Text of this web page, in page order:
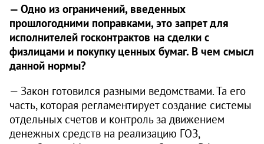
— Одно из ограничений, введенных
прошлогодними поправками, это запрет для
исполнителей гос­контрактов на сделки с
физлицами и покупку ценных бумаг. В чем смысл
данной нормы?
— Закон готовился разными ведомствами. Та его
часть, которая регламентирует создание системы
отдельных счетов и контроль за движением
денежных средств на реализацию ГОЗ,